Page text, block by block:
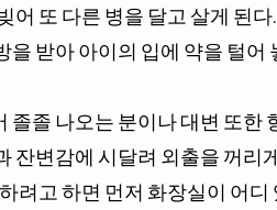
또 다른 병을 달고 살게 된
받아 아이의 입에 약을 털어
잔변감에 시달려 외출을 꺼리
려고 하면 먼저 화장실이 어디